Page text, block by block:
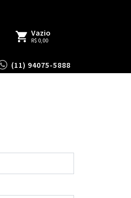
Vazio
R$ 0,00
(11) 94075-5888